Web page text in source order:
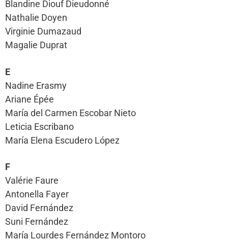
Blandine Diouf Dieudonné
Nathalie Doyen
Virginie Dumazaud
Magalie Duprat
E
Nadine Erasmy
Ariane Épée
María del Carmen Escobar Nieto
Leticia Escribano
María Elena Escudero López
F
Valérie Faure
Antonella Fayer
David Fernández
Suni Fernández
María Lourdes Fernández Montoro